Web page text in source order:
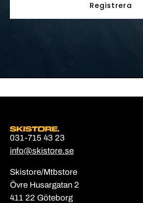
Registrera
031-715 43 23
info@skistore.se
Skistore/Mtbstore
Övre Husargatan 2
411 22 Göteborg